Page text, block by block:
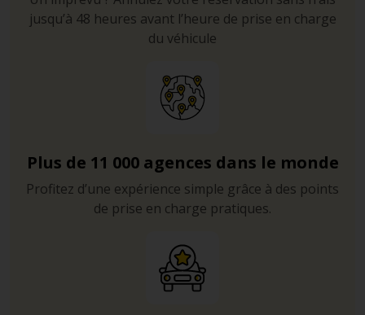
jusqu’à 48 heures avant l’heure de prise en charge
du véhicule
Plus de 11 000 agences dans le monde
Profitez d’une expérience simple grâce à des points
de prise en charge pratiques.